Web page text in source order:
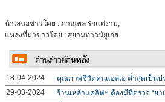
นำเสนอข่าวโดย : ภาณุพล รักแต่งาม,
แหล่งที่มาข่าวโดย : สยามทาวน์ยูเอส
18-04-2024
คุณภาพชีวิตคนแอลเอ ต่ำสุดเป็นป
29-03-2024
ร้านเหล้าแคลิฟฯ ต้องมีที่ตรวจ “ยา